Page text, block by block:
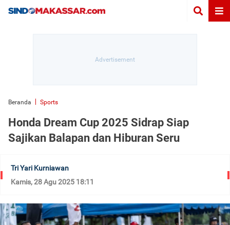
Beranda Sports
Honda Dream Cup 2025 Sidrap Siap
Sajikan Balapan dan Hiburan Seru
Tri Yari Kurniawan
Kamis, 28 Agu 2025 18:11